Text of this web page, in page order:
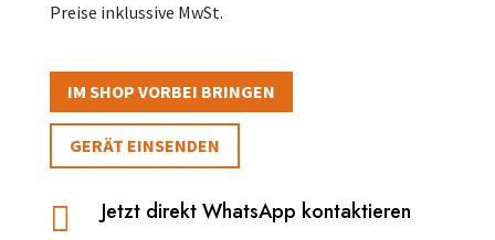
Preise inklussive MwSt.
IM SHOP VORBEI BRINGEN
GERÄT EINSENDEN
 Jetzt direkt WhatsApp kontaktieren